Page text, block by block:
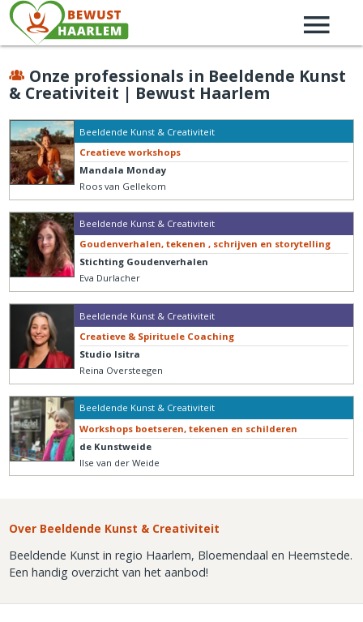
Onze professionals in Beeldende Kunst
& Creativiteit | Bewust Haarlem
Beeldende Kunst & Creativiteit
Creatieve workshops
Mandala Monday
Roos van Gellekom
Beeldende Kunst & Creativiteit
Goudenverhalen, tekenen , schrijven en storytelling
Stichting Goudenverhalen
Eva Durlacher
Beeldende Kunst & Creativiteit
Creatieve & Spirituele Coaching
Studio Isitra
Reina Oversteegen
Beeldende Kunst & Creativiteit
Workshops boetseren, tekenen en schilderen
de Kunstweide
Ilse van der Weide
Over Beeldende Kunst & Creativiteit
Beeldende Kunst in regio Haarlem, Bloemendaal en Heemstede.
Een handig overzicht van het aanbod!